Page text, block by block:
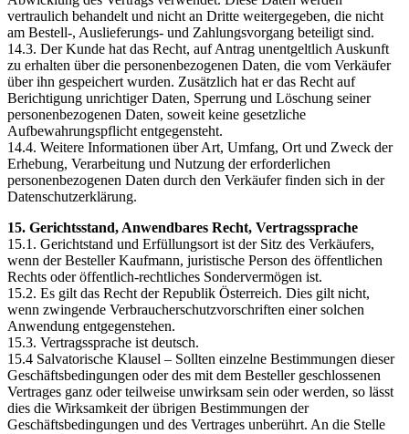
vertraulich behandelt und nicht an Dritte weitergegeben, die nicht
am Bestell-, Auslieferungs- und Zahlungsvorgang beteiligt sind.
14.3. Der Kunde hat das Recht, auf Antrag unentgeltlich Auskunft
zu erhalten über die personenbezogenen Daten, die vom Verkäufer
über ihn gespeichert wurden. Zusätzlich hat er das Recht auf
Berichtigung unrichtiger Daten, Sperrung und Löschung seiner
personenbezogenen Daten, soweit keine gesetzliche
Aufbewahrungspflicht entgegensteht.
14.4. Weitere Informationen über Art, Umfang, Ort und Zweck der
Erhebung, Verarbeitung und Nutzung der erforderlichen
personenbezogenen Daten durch den Verkäufer finden sich in der
Datenschutzerklärung.
15. Gerichtsstand, Anwendbares Recht, Vertragssprache
15.1. Gerichtstand und Erfüllungsort ist der Sitz des Verkäufers,
wenn der Besteller Kaufmann, juristische Person des öffentlichen
Rechts oder öffentlich-rechtliches Sondervermögen ist.
15.2. Es gilt das Recht der Republik Österreich. Dies gilt nicht,
wenn zwingende Verbraucherschutzvorschriften einer solchen
Anwendung entgegenstehen.
15.3. Vertragssprache ist deutsch.
15.4 Salvatorische Klausel – Sollten einzelne Bestimmungen dieser
Geschäftsbedingungen oder des mit dem Besteller geschlossenen
Vertrages ganz oder teilweise unwirksam sein oder werden, so lässt
dies die Wirksamkeit der übrigen Bestimmungen der
Geschäftsbedingungen und des Vertrages unberührt. An die Stelle